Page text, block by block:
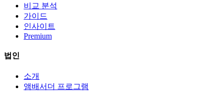
비교 분석
가이드
인사이트
Premium
법인
소개
앰배서더 프로그램